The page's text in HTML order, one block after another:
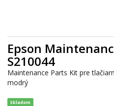
Epson
S210044
Maintenance Parts Kit pre
modrý
Skladom